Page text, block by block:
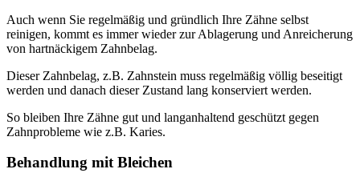
Auch wenn Sie regelmäßig und gründlich Ihre Zähne selbst
reinigen, kommt es immer wieder zur Ablagerung und Anreicherung
von hartnäckigem Zahnbelag.
Dieser Zahnbelag, z.B. Zahnstein muss regelmäßig völlig beseitigt
werden und danach dieser Zustand lang konserviert werden.
So bleiben Ihre Zähne gut und langanhaltend geschützt gegen
Zahnprobleme wie z.B. Karies.
Behandlung mit Bleichen